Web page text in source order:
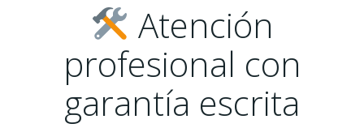
Atención
profesional con
garantía escrita